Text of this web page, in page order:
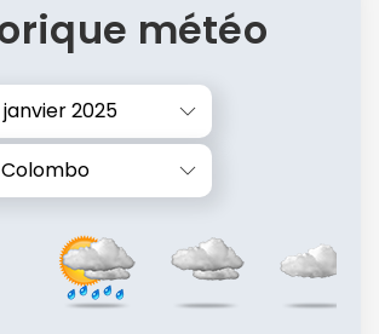
météo
2025
Colombo